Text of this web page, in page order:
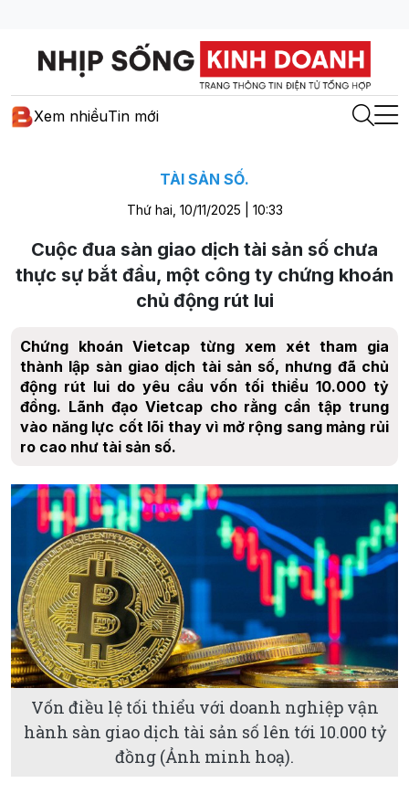
Xem nhiềuTin mới
TÀI SẢN SỐ.
Thứ hai, 10/11/2025 | 10:33
Cuộc đua sàn giao dịch tài sản số chưa
thực sự bắt đầu, một công ty chứng khoán
chủ động rút lui
Chứng khoán Vietcap từng xem xét tham gia
thành lập sàn giao dịch tài sản số, nhưng đã chủ
động rút lui do yêu cầu vốn tối thiểu 10.000 tỷ
đồng. Lãnh đạo Vietcap cho rằng cần tập trung
vào năng lực cốt lõi thay vì mở rộng sang mảng rủi
ro cao như tài sản số.
Vốn điều lệ tối thiểu với doanh nghiệp vận
hành sàn giao dịch tài sản số lên tới 10.000 tỷ
đồng (Ảnh minh hoạ).